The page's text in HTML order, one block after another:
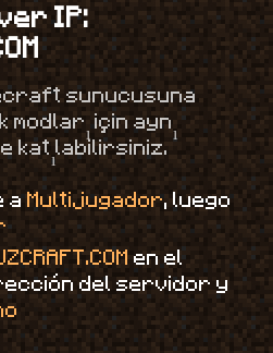
IP:
sunucusuna
için aynı
katılabilirsiniz.
a Multijugador, luego
en el
del servidor y